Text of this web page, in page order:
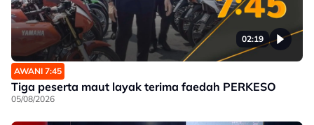
02:19
AWANI 7:45
Tiga peserta maut layak terima faedah PERKESO
05/08/2026